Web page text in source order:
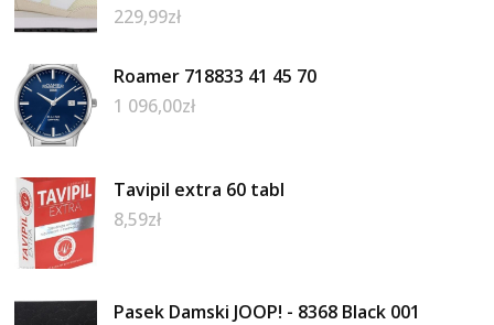
229,99zł
Roamer 718833 41 45 70
1 096,00zł
Tavipil extra 60 tabl
8,59zł
Pasek Damski JOOP! - 8368 Black 001